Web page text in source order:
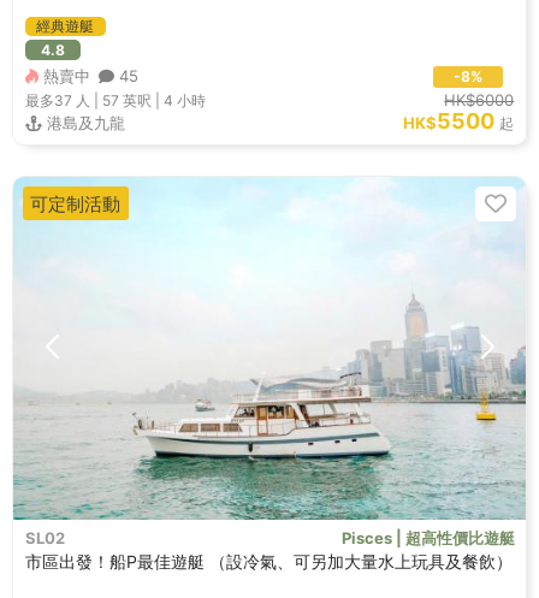
經典遊艇
4.8
熱賣中 45
最多37 人 | 57 英呎 4 小時
港島及九龍
-8%
HK$6000
HK$5500 起
SL02 Pisces | 超高性價比遊艇
市區出發！船P最佳遊艇 （設冷氣、可另加大量水上玩具及餐飲）
可定制活動